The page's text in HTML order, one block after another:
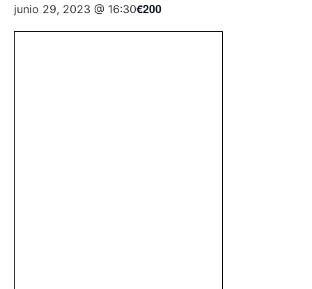
junio 29, 2023 @ 16:30€200